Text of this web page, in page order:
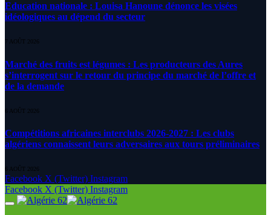
Education nationale : Louisa Hanoune dénonce les visées
idéologiques au dépend du secteur
7 AOÛT 2026
Marché des fruits est légumes : Les producteurs des Aures
s’interrogent sur le retour du principe du marché de l’offre et
de la demande
6 AOÛT 2026
Compétitions africaines interclubs 2026-2027 : Les clubs
algériens connaissent leurs adversaires aux tours préliminaires
6 AOÛT 2026
Facebook X (Twitter) Instagram
Facebook X (Twitter) Instagram